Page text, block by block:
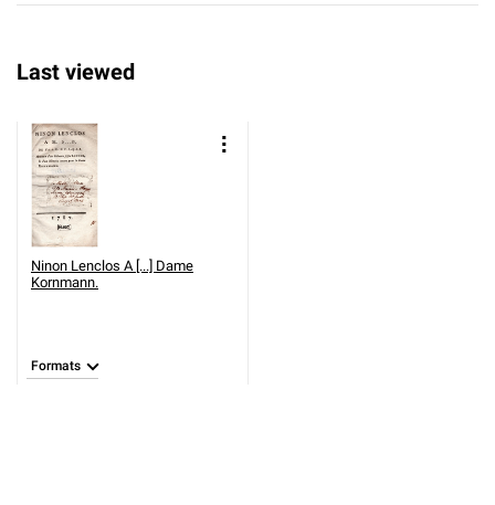
Last viewed
Ninon Lenclos A [...] Dame
Kornmann.
Formats